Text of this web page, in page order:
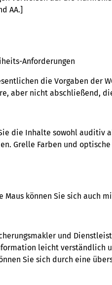
AA.]
Anforderungen
die Vorgaben der
aber nicht abschließend,
die Inhalte sowohl auditiv
Grelle Farben und
können Sie sich auch
und
leicht verständlich
Sie sich durch eine